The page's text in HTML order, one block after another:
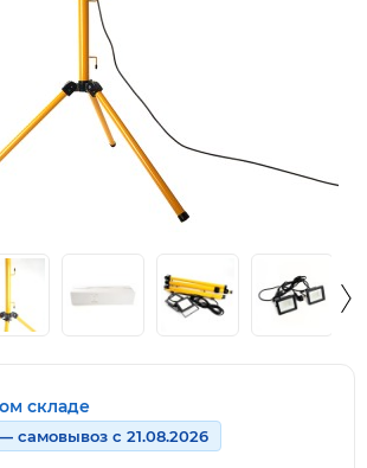
складе
самовывоз с 21.08.2026